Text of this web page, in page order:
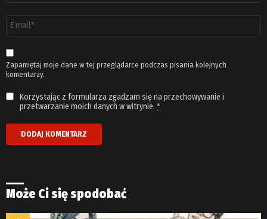
email
*
Zapamiętaj moje dane w tej przeglądarce podczas pisania kolejnych
komentarzy.
Korzystając z formularza zgadzam się na przechowywanie i
przetwarzanie moich danych w witrynie. *
Może Ci się spodobać